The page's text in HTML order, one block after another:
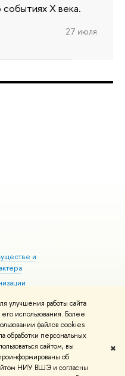
улучшения работы сайта
использования. Более
файлов cookies
обработки персональных
сайтом, вы
об
НИУ ВШЭ и согласны
✖
X века.
27 июля
и
здоровья
Условия использования